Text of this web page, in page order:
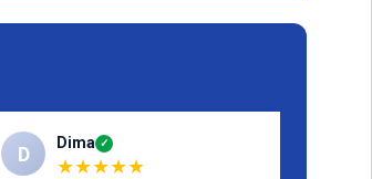
D Dima ✓
★★★★★